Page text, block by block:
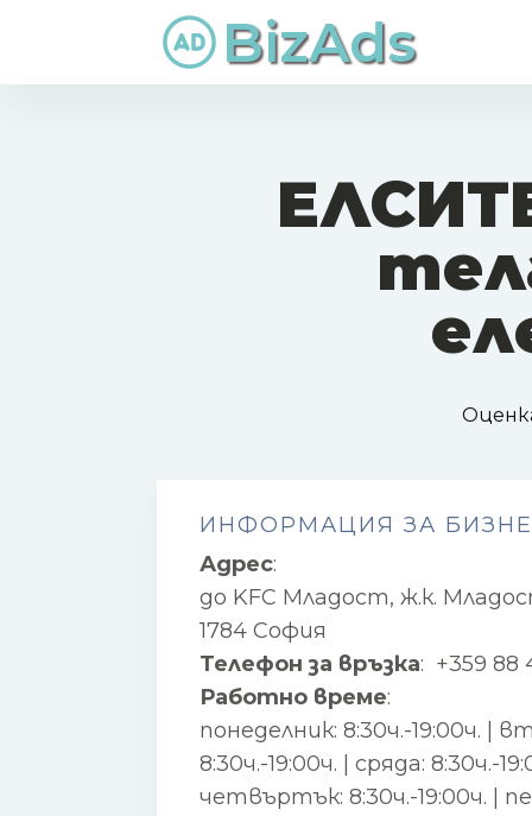
BizAds
ИНФОРМАЦИЯ ЗА
Адрес:
до KFC Младост, ж.к.
1784 София
Телефон за връзка: +359 88
Работно време:
понеделник: 8:30ч.-19:00ч. |
8:30ч.-19:00ч. | сряда: 8:30ч.-
четвъртък: 8:30ч.-19:00ч. |